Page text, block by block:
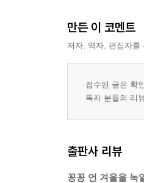
만든 이 코멘트
저자, 역자, 편집자를
접수된 글은 확
독자 분들의 리
출판사 리뷰
꽁꽁 언 겨울을 녹